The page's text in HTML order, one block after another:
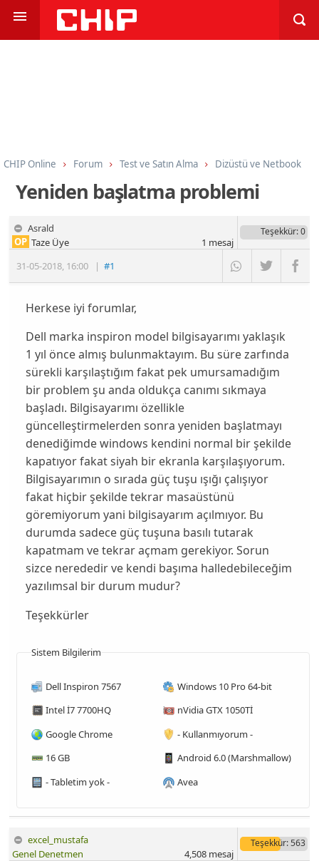
CHIP Online Forum Test ve Satın Alma Dizüstü ve Netbook
Yeniden başlatma problemi
Asrald
31-05-2018, 16:00 |#1
OP Taze Üye
Teşekkür: 0
1 mesaj
Herkese iyi forumlar,
Dell marka inspiron model bilgisayarımı yaklaşık
1 yıl önce almış bulunmaktayım. Bu süre zarfında
sürekli karşılaştığım fakat pek umursamadığım
bir problem şu anda oldukça canımı sıkmaya
başladı. Bilgisayarımı özellikle
güncelleştirmelerden sonra yeniden başlatmayı
denediğimde windows kendini normal bir şekilde
kapatıyor fakat siyah bir ekranla karşılaşıyorum.
Bilgisayarımın o sırada güç tuşu ışığı çalışıyor
fakat hiçbir şekilde tekrar masaüstünü
göremiyorum yani bilgisayarım açılmıyor. Bu
durumda sadece güç tuşuna basılı tutarak
kapatmam ve tekrar açmam gerekiyor. Sorun
sizce nerededir ve kendi başıma halledebileceğim
yazılımsal bir durum mudur?
Teşekkürler
Sistem Bilgilerim
Dell Inspiron 7567
Windows 10 Pro 64-bit
Intel İ7 7700HQ
nVidia GTX 1050Tİ
Google Chrome
- Kullanmıyorum -
16 GB
Android 6.0 (Marshmallow)
- Tabletim yok -
Avea
excel_mustafa
Genel Denetmen
Teşekkür: 563
4,508mesaj